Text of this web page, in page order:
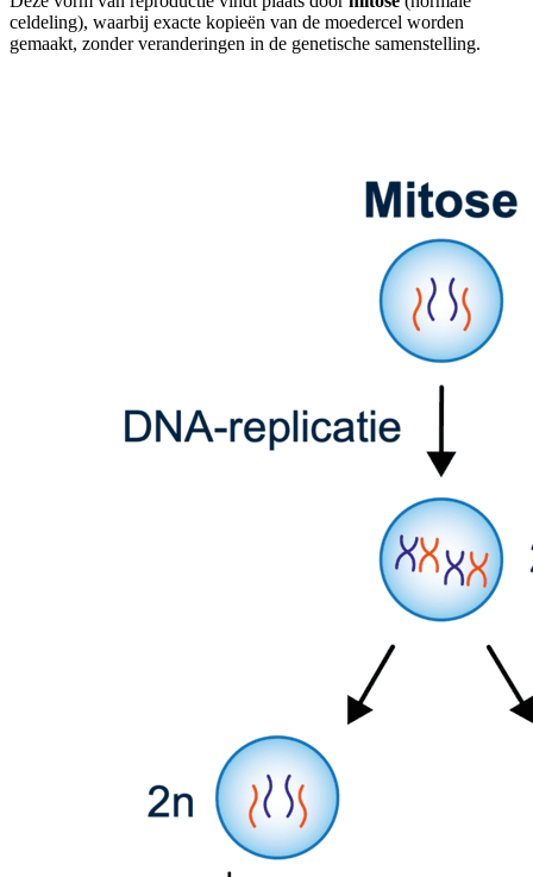
celdeling), waarbij exacte kopieën van de moedercel worden
gemaakt, zonder veranderingen in de genetische samenstelling.